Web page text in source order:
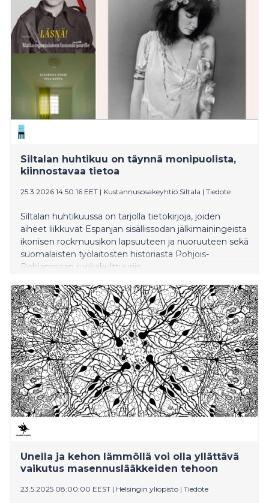
Siltalan huhtikuu on täynnä monipuolista,
kiinnostavaa tietoa
25.3.2026 14:50:16 EET | Kustannusosakeyhtiö Siltala | Tiedote
Siltalan huhtikuussa on tarjolla tietokirjoja, joiden
aiheet liikkuvat Espanjan sisällissodan jälkimainingeista
ikonisen rockmuusikon lapsuuteen ja nuoruuteen sekä
suomalaisten työlaitosten historiasta Pohjois-
Pohjanmaan ruokakulttuuriin.
Unella ja kehon lämmöllä voi olla yllättävä
vaikutus masennuslääkkeiden tehoon
23.5.2025 08:00:00 EEST | Helsingin yliopisto | Tiedote